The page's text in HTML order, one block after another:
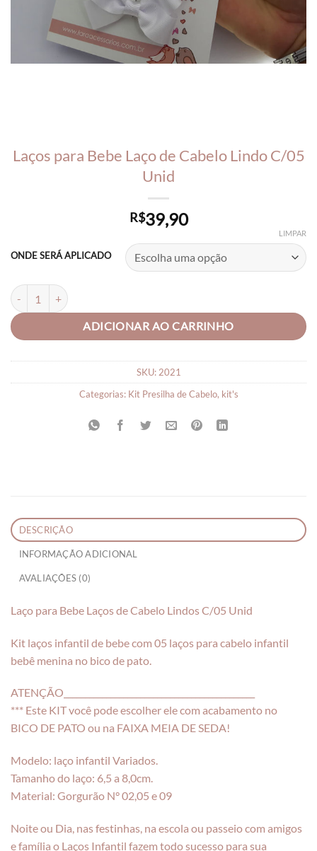
Laços para Bebe Laço de Cabelo Lindo C/05
Unid
R$39,90
ONDE SERÁ APLICADO
LIMPAR
Laços para Bebe Laço de Cabelo Lindo C/05 Unid quantidade
ADICIONAR AO CARRINHO
SKU: 2021
Categorias: Kit Presilha de Cabelo, kit's
DESCRIÇÃO
INFORMAÇÃO ADICIONAL
AVALIAÇÕES (0)
Laço para Bebe Laços de Cabelo Lindos C/05 Unid
Kit laços infantil de bebe com 05 laços para cabelo infantil
bebê menina no bico de pato.
ATENÇÃO_____________________________________________
*** Este KIT você pode escolher ele com acabamento no
BICO DE PATO ou na FAIXA MEIA DE SEDA!
Modelo: laço infantil Variados.
Tamanho do laço: 6,5 a 8,0cm.
Material: Gorgurão N° 02,05 e 09
Noite ou Dia, nas festinhas, na escola ou passeio com amigos
e família o Laços Infantil fazem todo sucesso para sua